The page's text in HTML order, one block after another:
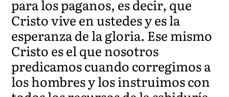
para los paganos, es decir, que
Cristo vive en ustedes y es la
esperanza de la gloria. Ese mismo
Cristo es el que nosotros
predicamos cuando corregimos a
los hombres y los instruimos con